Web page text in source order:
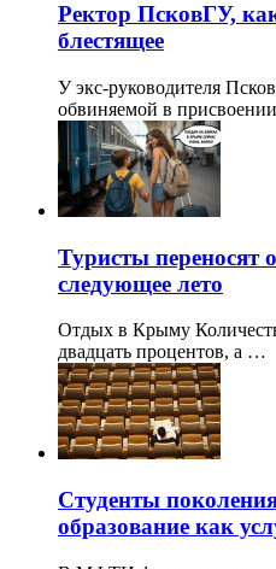
Ректор ПсковГУ,
блестящее
У экс-руководителя
обвиняемой в
Туристы
следующее лето
Отдых в Крыму
двадцать процентов, а …
Студенты
образование как